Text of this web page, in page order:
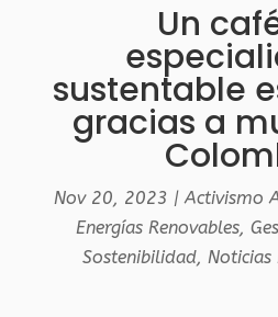
Un
sustentable
gracias a
Nov 20, 2023 |Activismo
Energías Renovables,
Sostenibilidad,Noticias